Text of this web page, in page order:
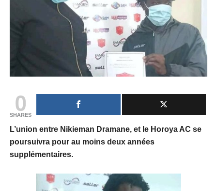
0
SHARES
L’union entre Nikieman Dramane, et le Horoya AC se
poursuivra pour au moins deux années
supplémentaires.